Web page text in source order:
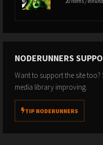
NODERUNNERS
Want to support the site too?
media library improving.
TIP NODERUNNERS